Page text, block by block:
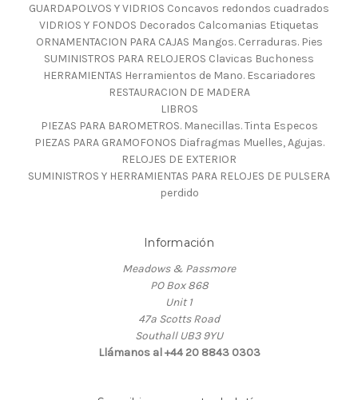
GUARDAPOLVOS Y VIDRIOS Concavos redondos cuadrados
VIDRIOS Y FONDOS Decorados Calcomanias Etiquetas
ORNAMENTACION PARA CAJAS Mangos. Cerraduras. Pies
SUMINISTROS PARA RELOJEROS Clavicas Buchoness
HERRAMIENTAS Herramientos de Mano. Escariadores
RESTAURACION DE MADERA
LIBROS
PIEZAS PARA BAROMETROS. Manecillas. Tinta Especos
PIEZAS PARA GRAMOFONOS Diafragmas Muelles, Agujas.
RELOJES DE EXTERIOR
SUMINISTROS Y HERRAMIENTAS PARA RELOJES DE PULSERA
perdido
Información
Meadows & Passmore
PO Box 868
Unit 1
47a Scotts Road
Southall UB3 9YU
Llámanos al +44 20 8843 0303